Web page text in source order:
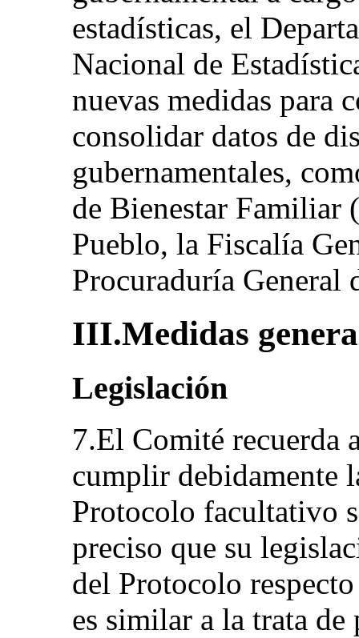
estadísticas, el
Nacional de
nuevas medidas para
consolidar datos de
gubernamentales,
de Bienestar Familiar
Pueblo, la Fiscalía
Procuraduría General
III.Medidas
Legislación
7.El Comité recuerda
cumplir debidamente
Protocolo facultativo
preciso que su
del Protocolo
es similar a la trata